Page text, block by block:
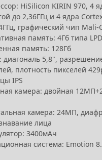
HiSilicon KIRIN 970, 4
до 2,36ГГц и 4 ядра
графический чип Mali-
память: 4Гб типа
память: 128Гб
диагональ 5,8",
плотность пикселей
IPS
камера: двойная
камера: 24МП,
лица
3400мАч
система: Emotion